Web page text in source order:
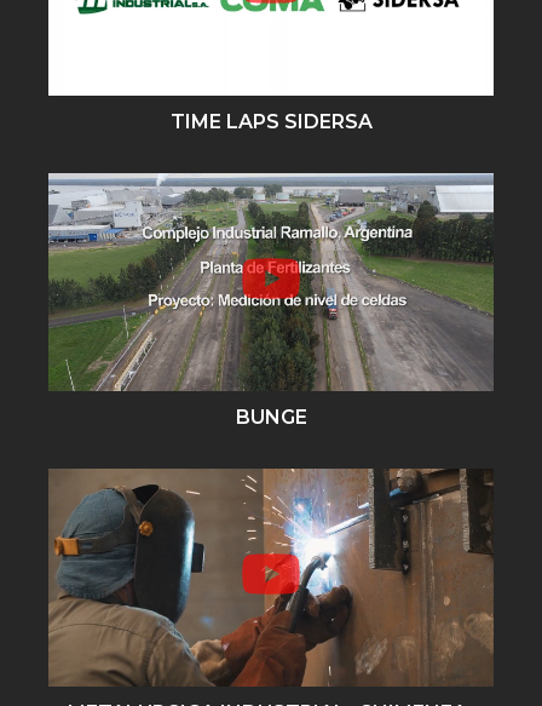
TIME LAPS SIDERSA
BUNGE